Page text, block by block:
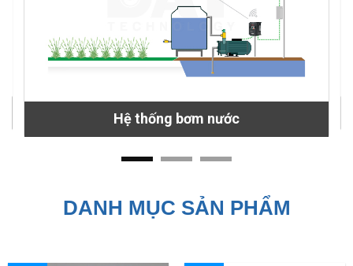
Hệ thống bơm nước
DANH MỤC SẢN PHẨM